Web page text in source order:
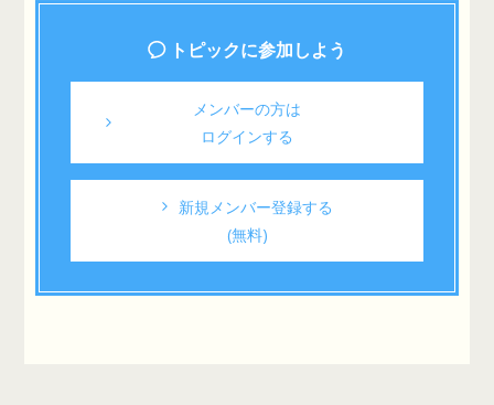
トピックに参加しよう
メンバーの方は
ログインする
新規メンバー登録する
(無料)